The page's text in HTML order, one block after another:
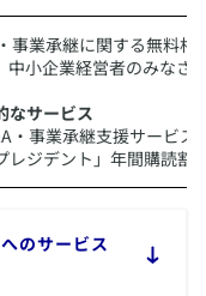
事業承継に関する無料
中小企業経営者のみなさ
なサービス
・事業承継支援サービス
レジデント」年間購読割
のサービス